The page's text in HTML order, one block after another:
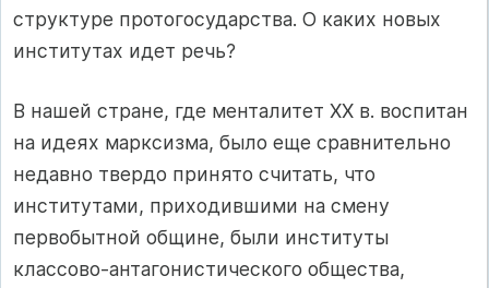
структуре протогосударства. О каких новых
институтах идет речь?
В нашей стране, где менталитет XX в. воспитан
на идеях марксизма, было еще сравнительно
недавно твердо принято считать, что
институтами, приходившими на смену
первобытной общине, были институты
классово‑антагонистического общества,